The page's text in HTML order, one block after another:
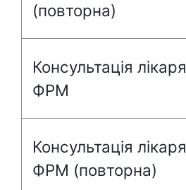
(повторна)
Консультація лікаря
ФРМ
Консультація лікаря
ФРМ (повторна)